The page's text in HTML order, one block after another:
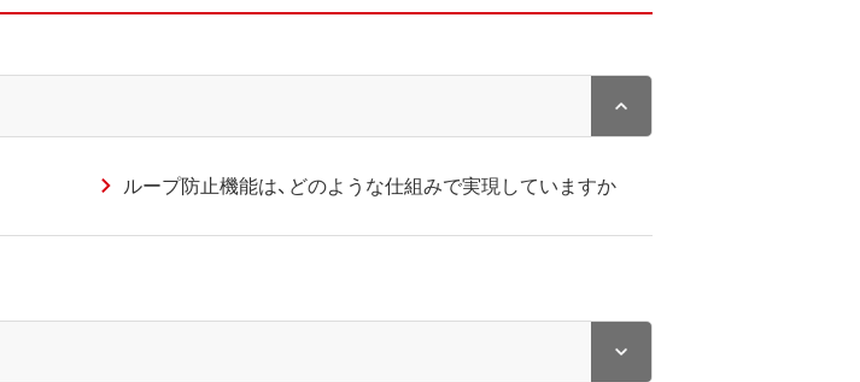
ループ防止機能は、どのような仕組みで実現していますか